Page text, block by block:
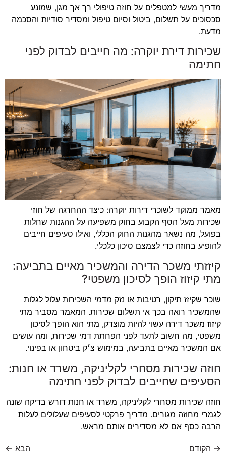
מדריך מעשי למטפלים על חוזה טיפולי רך אך מגן, שמונע
סכסוכים על תשלום, ביטול וסיום טיפול ומסדיר סודיות והסכמה
מדעת.
שכירות דירת יוקרה: מה חייבים לבדוק לפני
חתימה
מאמר ממוקד לשוכרי דירות יוקרה: כיצד ההחרגה של חוזי
שכירות מעל הסף הקבוע בחוק משפיעה על ההגנות שחלות
בפועל, מה נשאר מהגנות החוק הכללי, ואילו סעיפים חייבים
להופיע בחוזה כדי לצמצם סיכון כלכלי.
קיזזתי משכר הדירה והמשכיר מאיים בתביעה:
מתי קיזוז הופך לסיכון משפטי?
שוכר שקיזז תיקון, רטיבות או נזק מדמי השכירות עלול לגלות
שהמשכיר רואה בכך אי תשלום שכירות. המאמר מסביר מתי
קיזוז משכר דירה עשוי להיות מוצדק, מתי הוא הופך לסיכון
משפטי, מה חשוב לתעד לפני הפחתת דמי שכירות, ומה עושים
אם המשכיר מאיים בתביעה, במימוש צ׳ק ביטחון או בפינוי.
חוזה שכירות מסחרי לקליניקה, משרד או חנות:
הסעיפים שחייבים לבדוק לפני חתימה
חוזה שכירות מסחרי לקליניקה, משרד או חנות דורש בדיקה שונה
לגמרי מחוזה מגורים. מדריך פרקטי לסעיפים שעלולים לעלות
הרבה כסף אם לא מסדירים אותם מראש.
→ הקודם הבא ←